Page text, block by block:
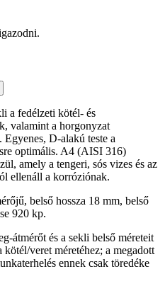
a fedélzeti kötél- és
valamint a horgonyzat
Egyenes, D-alakú teste a
optimális. A4 (AISI 316)
amely a tengeri, sós vizes és az
ellenáll a korróziónak.
belső hossza 18 mm, belső
920 kp.
átmérőt és a sekli belső méreteit
kötél/veret méretéhez; a megadott
ennek csak töredéke